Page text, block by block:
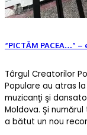
“PICTĂM PACEA…”
Târgul Creatorilor
Populare au atras
muzicanţi şi
Moldova. Şi
a bătut un nou